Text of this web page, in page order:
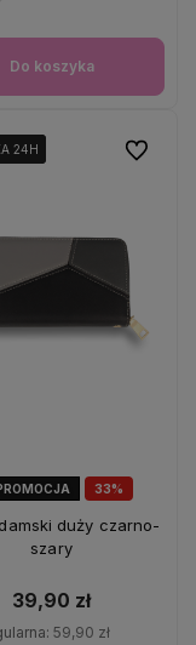
Do koszyka
33%
24H
24H
24H
duży czarno-
szary
39,90 zł
59,90 zł
Do